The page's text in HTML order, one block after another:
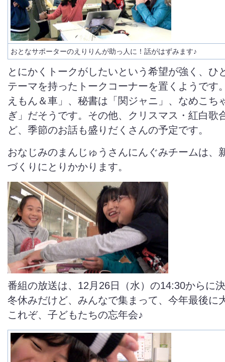
おとなサポーターのえりりんが助っ人に！話がはずみます♪
とにかくトークがしたいという希望が強く、ひ
テーマを持ったトークコーナーを置くようです
えもん＆車」、秘書は「関ジャニ」、なめこち
ぎ」だそうです。その他、クリスマス・紅白歌
ど、季節のお話も盛りだくさんの予定です。
おなじみのまんじゅうさんにんぐみチームは、
づくりにとりかかります。
番組の放送は、12月26日（水）の14:30からに
冬休みだけど、みんなで集まって、今年最後に
これぞ、子どもたちの忘年会♪